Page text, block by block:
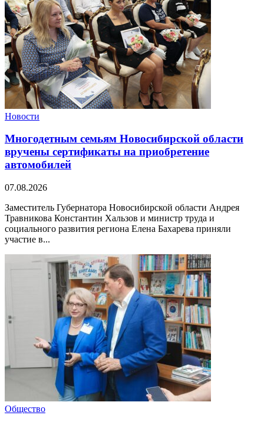
Новости
Многодетным семьям Новосибирской области
вручены сертификаты на приобретение
автомобилей
07.08.2026
Заместитель Губернатора Новосибирской области Андрея
Травникова Константин Хальзов и министр труда и
социального развития региона Елена Бахарева приняли
участие в...
Общество